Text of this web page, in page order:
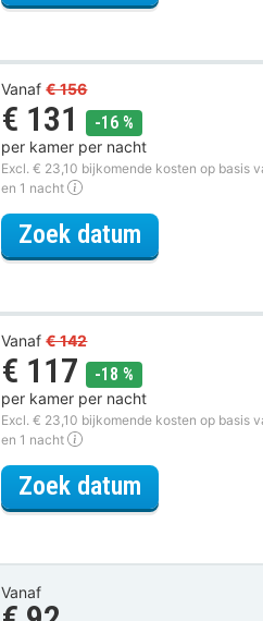
Vanaf € 156
€ 131 -16 %
per kamer per nacht
Excl. € 23,10 bijkomende kosten op basis
en 1 nacht
Zoek datum
Vanaf € 142
€ 117 -18 %
per kamer per nacht
Excl. € 23,10 bijkomende kosten op basis
en 1 nacht
Zoek datum
Vanaf